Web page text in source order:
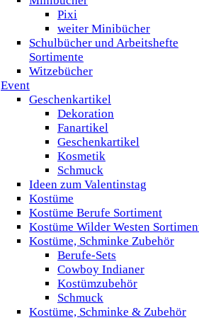
Pixi
weiter Minibücher
Schulbücher und Arbeitshefte
Sortimente
Witzebücher
Event
Geschenkartikel
Dekoration
Fanartikel
Geschenkartikel
Kosmetik
Schmuck
Ideen zum Valentinstag
Kostüme
Kostüme Berufe Sortiment
Kostüme Wilder Westen
Kostüme, Schminke Zubehör
Berufe-Sets
Cowboy Indianer
Kostümzubehör
Schmuck
Kostüme, Schminke & Zubehör